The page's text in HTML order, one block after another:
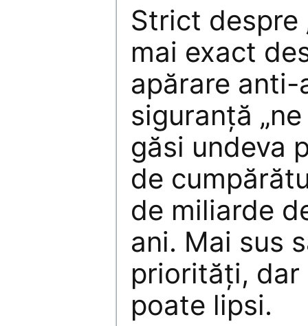
Strict despre
mai exact
apărare anti-
siguranță
găsi undeva
de
de miliarde
ani. Mai sus
priorități, dar
poate lipsi.